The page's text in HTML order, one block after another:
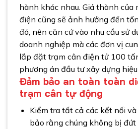
hành khác nhau. Giá thành của
điện cũng sẽ ảnh hưởng đến
đó, nên căn cứ vào nhu cầu sử
doanh nghiệp mà các đơn vị
lắp đặt trạm cân điện tử 100
phương án đầu tư xây dựng
Đảm bảo an toàn toàn
trạm cân tự động
Kiểm tra tất cả các kết nối
bảo rằng chúng không bị